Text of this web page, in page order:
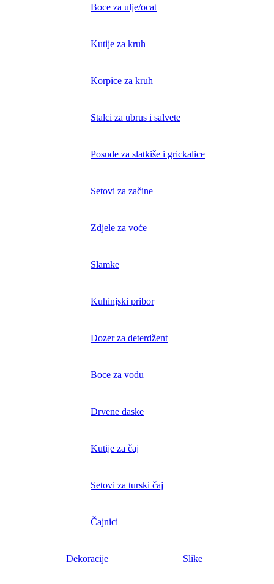
Boce za ulje/ocat
Kutije za kruh
Korpice za kruh
Stalci za ubrus i salvete
Posude za slatkiše i grickalice
Setovi za začine
Zdjele za voće
Slamke
Kuhinjski pribor
Dozer za deterdžent
Boce za vodu
Drvene daske
Kutije za čaj
Setovi za turski čaj
Čajnici
Dekoracije Slike